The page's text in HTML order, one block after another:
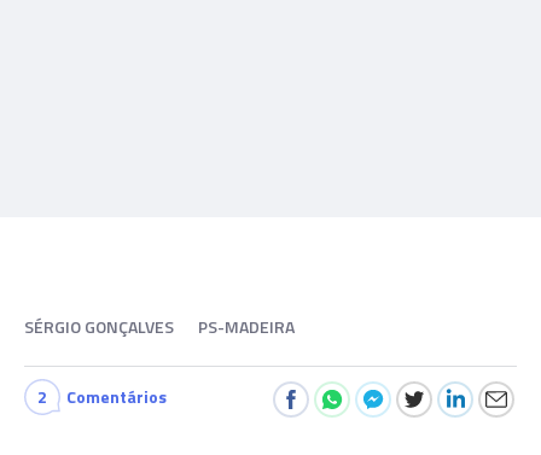
SÉRGIO GONÇALVES PS-MADEIRA
2 Comentários